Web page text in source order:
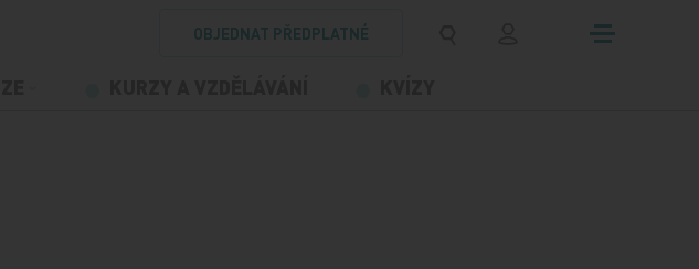
OBJEDNAT PŘEDPLATNÉ